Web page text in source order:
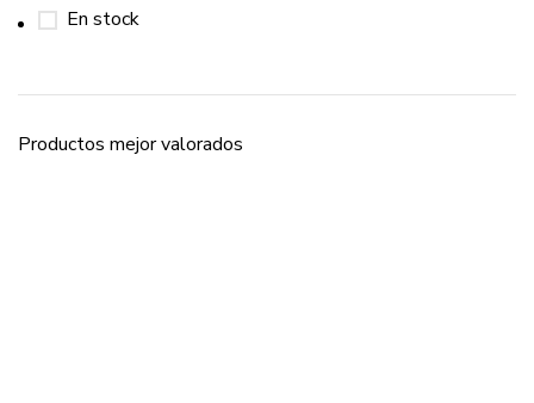
En stock
Productos mejor valorados